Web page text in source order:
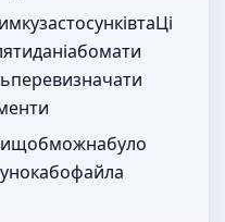
iOS та iPadOS. Ці
дані або мати
перевизначати
щоб можна було
або файл, а Parall